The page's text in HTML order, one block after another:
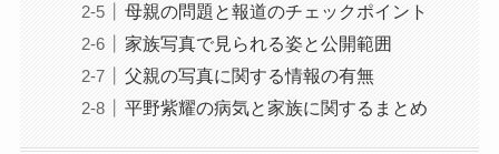
母親の問題と報道のチェックポイント
家族写真で見られる姿と公開範囲
父親の写真に関する情報の有無
平野紫耀の病気と家族に関するまとめ